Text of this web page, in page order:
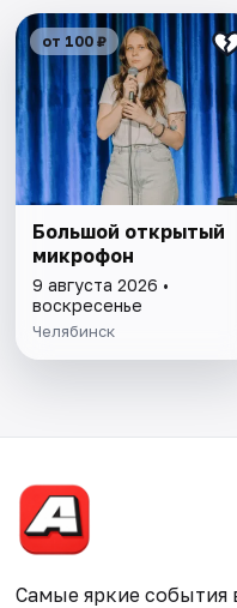
от 100 ₽
Большой открытый
микрофон
9 августа 2026 •
воскресенье
Челябинск
Самые яркие события